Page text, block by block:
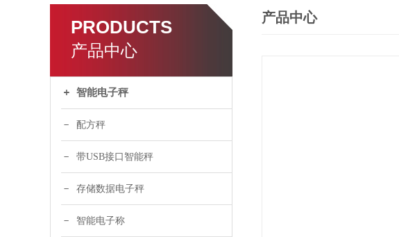
PRODUCTS
产品中心
智能电子秤
配方秤
带USB接口智能秤
存储数据电子秤
智能电子称
产品中心